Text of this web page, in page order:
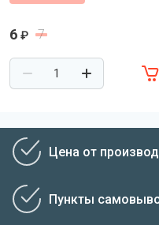
6 ₽ 7
Цена от
Пункты